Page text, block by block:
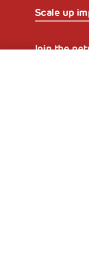
Scale up
Join the
Iscriviti alla